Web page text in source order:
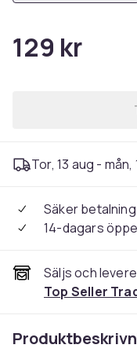
129 kr
Tor, 13 aug - mån,
Säker betalning
14-dagars
Säljs och
Top Seller